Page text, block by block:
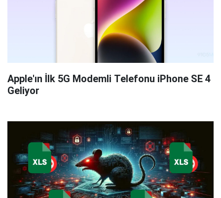
Apple'ın İlk 5G Modemli Telefonu iPhone SE 4
Geliyor